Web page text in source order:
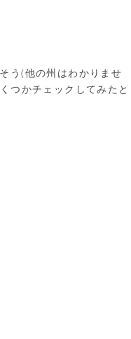
う(他の州はわかりませ
つかチェックしてみたと